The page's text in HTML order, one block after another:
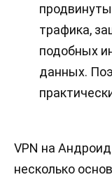
трафика,
подобных
данных.
VPN на
несколько